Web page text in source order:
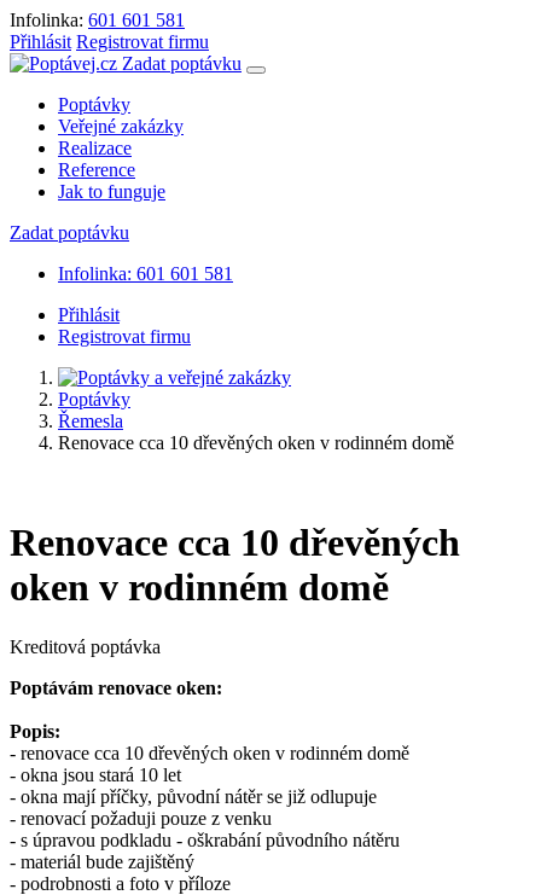
Infolinka: 601 601 581
Přihlásit Registrovat firmu
Zadat poptávku
Poptávky
Veřejné zakázky
Realizace
Reference
Jak to funguje
Zadat poptávku
Infolinka: 601 601 581
Přihlásit
Registrovat firmu
Poptávky
Řemesla
Renovace cca 10 dřevěných oken v rodinném domě
Renovace cca 10 dřevěných
oken v rodinném domě
Kreditová poptávka
Poptávám renovace oken:
Popis:
- renovace cca 10 dřevěných oken v rodinném domě
- okna jsou stará 10 let
- okna mají příčky, původní nátěr se již odlupuje
- renovací požaduji pouze z venku
- s úpravou podkladu - oškrabání původního nátěru
- materiál bude zajištěný
- podrobnosti a foto v příloze